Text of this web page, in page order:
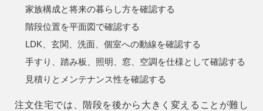
家族構成と将来の暮らし方を確認する
階段位置を平面図で確認する
LDK、玄関、洗面、個室への動線を確認する
手すり、踏み板、照明、窓、空調を仕様として確認する
見積りとメンテナンス性を確認する
注文住宅では、階段を後から大きく変えることが難し